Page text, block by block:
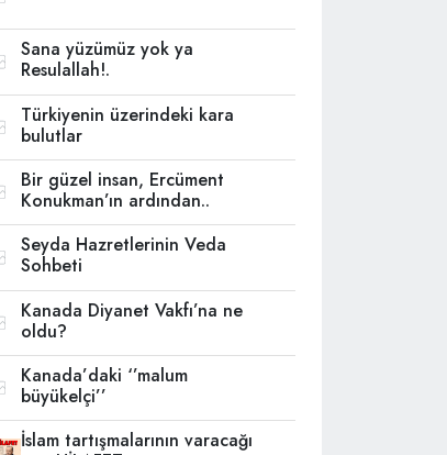
Sana yüzümüz yok ya
Resulallah!.
Türkiyenin üzerindeki kara
bulutlar
Bir güzel insan, Ercüment
Konukman’ın ardından..
Seyda Hazretlerinin Veda
Sohbeti
Kanada Diyanet Vakfı’na ne
oldu?
Kanada’daki ‘’malum
büyükelçi’’
İslam tartışmalarının varacağı